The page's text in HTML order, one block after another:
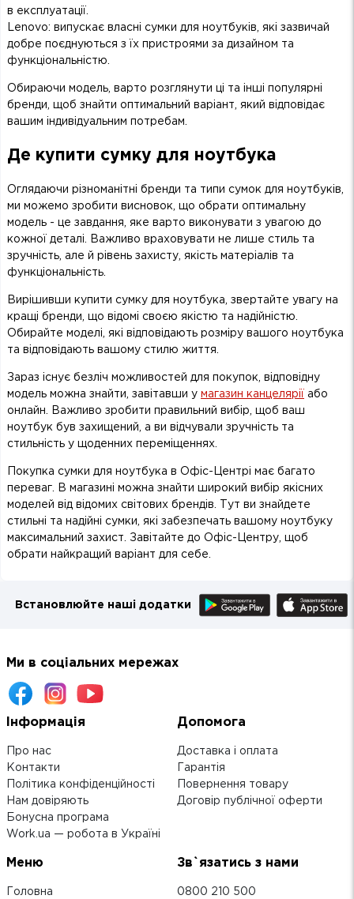
в експлуатації.
Lenovo: випускає власні сумки для ноутбуків, які зазвичай
добре поєднуються з їх пристроями за дизайном та
функціональністю.
Обираючи модель, варто розглянути ці та інші популярні
бренди, щоб знайти оптимальний варіант, який відповідає
вашим індивідуальним потребам.
Де купити сумку для ноутбука
Оглядаючи різноманітні бренди та типи сумок для ноутбуків,
ми можемо зробити висновок, що обрати оптимальну
модель - це завдання, яке варто виконувати з увагою до
кожної деталі. Важливо враховувати не лише стиль та
зручність, але й рівень захисту, якість матеріалів та
функціональність.
Вирішивши купити сумку для ноутбука, звертайте увагу на
кращі бренди, що відомі своєю якістю та надійністю.
Обирайте моделі, які відповідають розміру вашого ноутбука
та відповідають вашому стилю життя.
Зараз існує безліч можливостей для покупок, відповідну
модель можна знайти, завітавши у магазин канцелярії
або
онлайн. Важливо зробити правильний вибір, щоб ваш
ноутбук був захищений, а ви відчували зручність та
стильність у щоденних переміщеннях.
Покупка сумки для ноутбука в Офіс-Центрі має багато
переваг. В магазині можна знайти широкий вибір якісних
моделей від відомих світових брендів. Тут ви знайдете
стильні та надійні сумки, які забезпечать вашому ноутбуку
максимальний захист. Завітайте до Офіс-Центру, щоб
обрати найкращий варіант для себе.
Встановлюйте наші додатки
Ми в соціальних мережах
Інформація
Про нас
Контакти
Політика конфіденційності
Нам довіряють
Бонусна програма
Work.ua — робота в Україні
Допомога
Доставка і оплата
Гарантія
Повернення товару
Договір публічної оферти
Меню
Головна
Зв`язатись з нами
0800 210 500